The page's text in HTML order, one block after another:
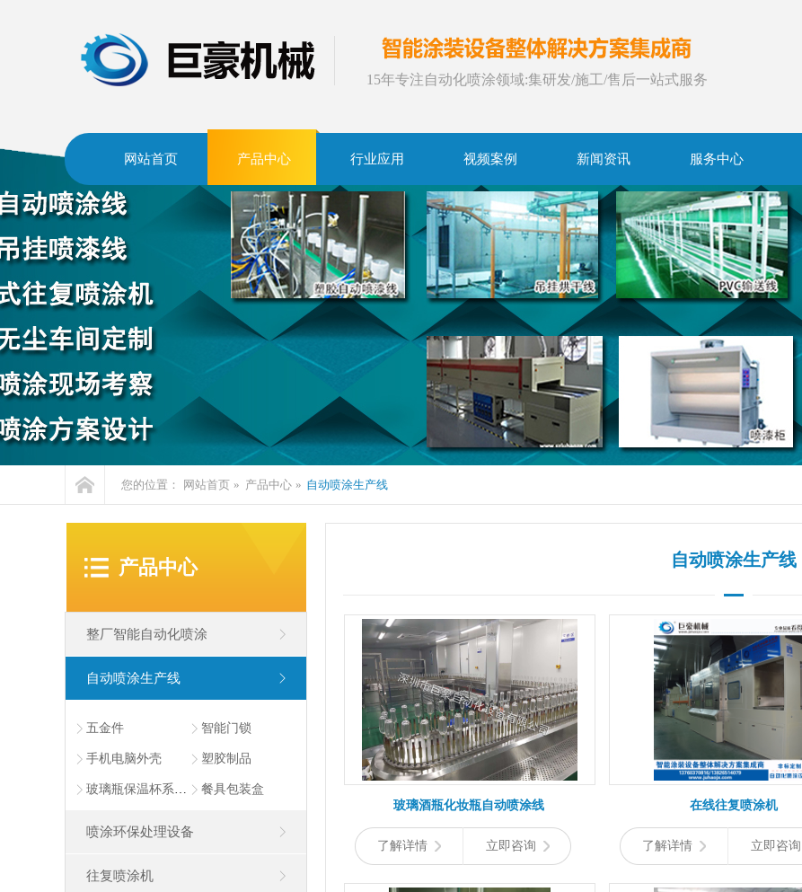
15年专注自动化喷涂领域:集研发/施工/售后一站式服务
网站首页 产品中心 行业应用 视频案例 新闻资讯 服务中心
您的位置： 网站首页 » 产品中心 » 自动喷涂生产线
产品中心
整厂智能自动化喷涂
五金静电喷粉 真空镀膜喷涂线
自动喷涂生产线
五金件 智能门锁
手机电脑外壳 塑胶制品
玻璃瓶保温杯系列产品 餐具包装盒
喷涂环保处理设备
废气抽风系统
往复喷涂机
自动喷涂生产线
玻璃酒瓶化妆瓶自动喷涂线
了解详情 立即咨询
在线往复喷涂机
了解详情 立即咨询